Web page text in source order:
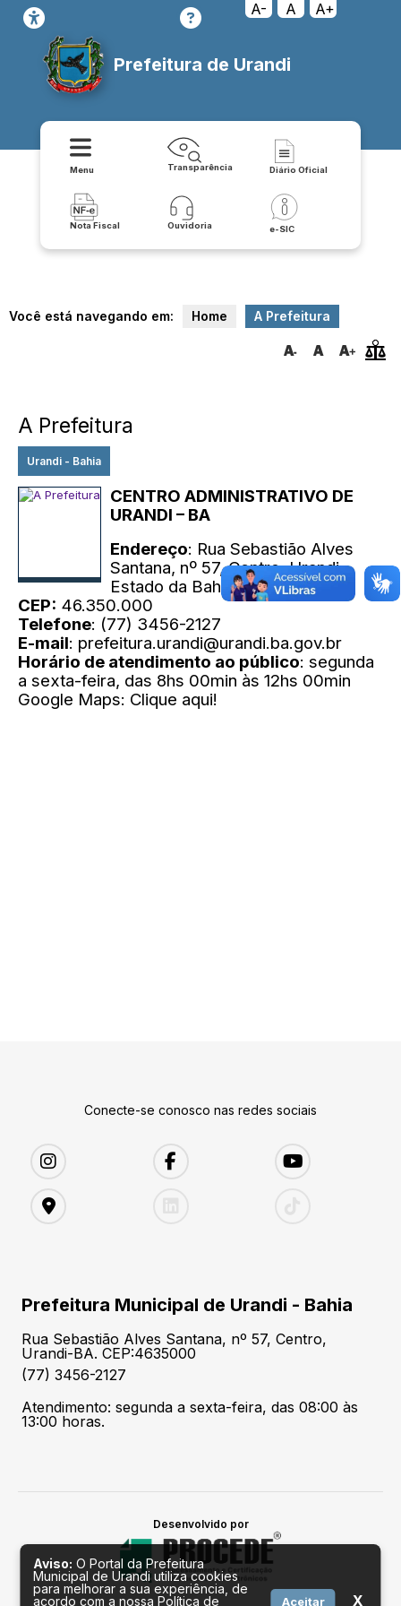
A- A A+
Prefeitura de Urandi
Menu Transparência Diário Oficial
Nota Fiscal Ouvidoria e-SIC
Você está navegando em: Home A Prefeitura
A Prefeitura
Urandi - Bahia
CENTRO ADMINISTRATIVO DE
URANDI – BA
Endereço: Rua Sebastião Alves
Santana, nº 57, Centro, Urandi,
Estado da Bahia.
CEP: 46.350.000
Telefone: (77) 3456-2127
E-mail: prefeitura.urandi@urandi.ba.gov.br
Horário de atendimento ao público: segunda
a sexta-feira, das 8hs 00min às 12hs 00min
Google Maps: Clique aqui!
Conecte-se conosco nas redes sociais
Prefeitura Municipal de Urandi - Bahia
Rua Sebastião Alves Santana, nº 57, Centro,
Urandi-BA. CEP:4635000
(77) 3456-2127
Atendimento: segunda a sexta-feira, das 08:00 às
13:00 horas.
Desenvolvido por
Aviso: O Portal da Prefeitura
Municipal de Urandi utiliza cookies
para melhorar a sua experiência, de
acordo com a nossa Política de
Aceitar X